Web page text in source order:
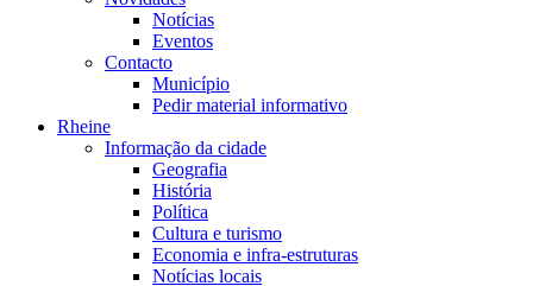
Notícias
Eventos
Contacto
Município
Pedir material informativo
Rheine
Informação da cidade
Geografia
História
Política
Cultura e turismo
Economia e infra-estruturas
Notícias locais